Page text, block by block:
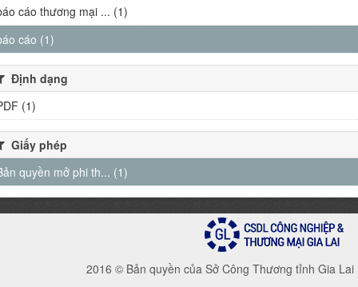
cáo thương mại ... (1)
cáo (1)
Định dạng
(1)
Giấy phép
quyền mở phi th... (1)
2016 © Bản quyền của Sở Công Thương tỉnh Gia Lai